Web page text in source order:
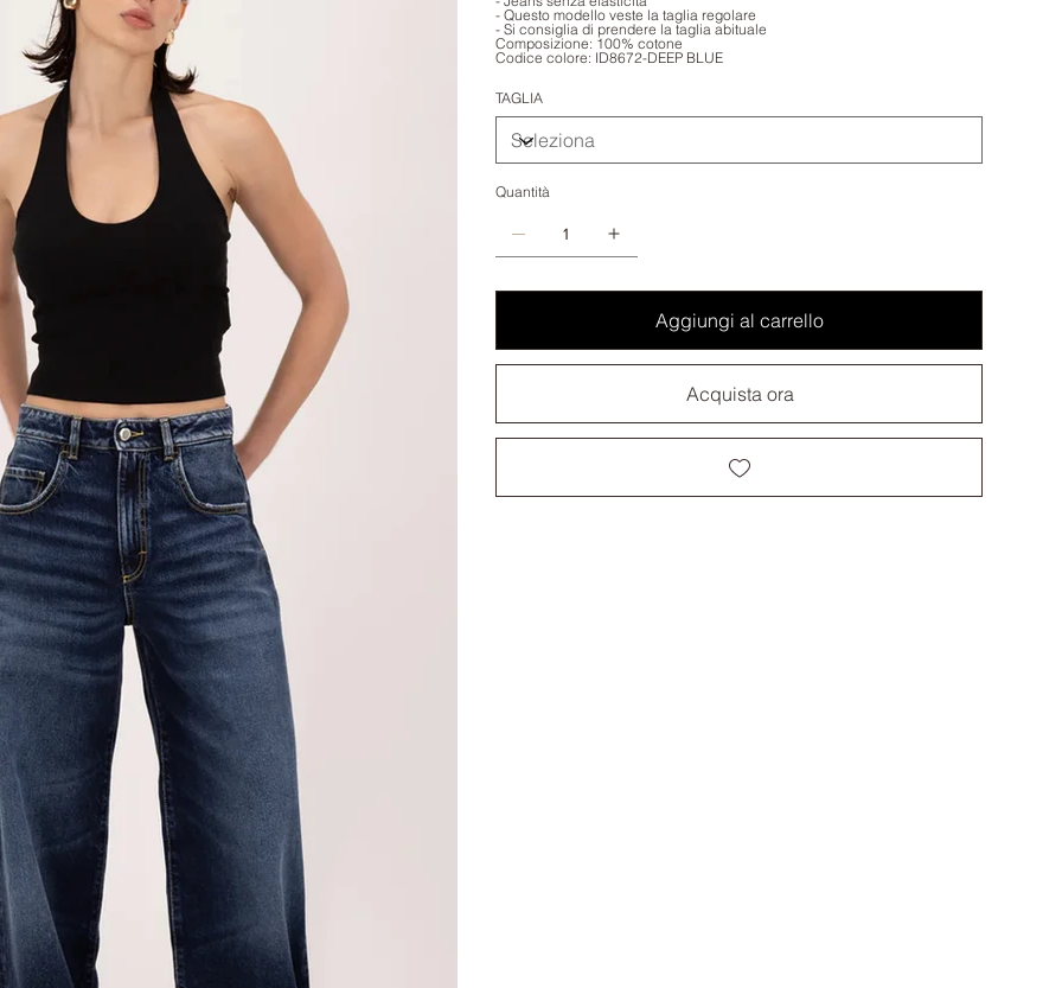
- Questo modello veste la taglia regolare
- Si consiglia di prendere la taglia abituale
Composizione: 100% cotone
Codice colore: ID8672-DEEP BLUE
TAGLIA
Quantità
Aggiungi al carrello
Acquista ora